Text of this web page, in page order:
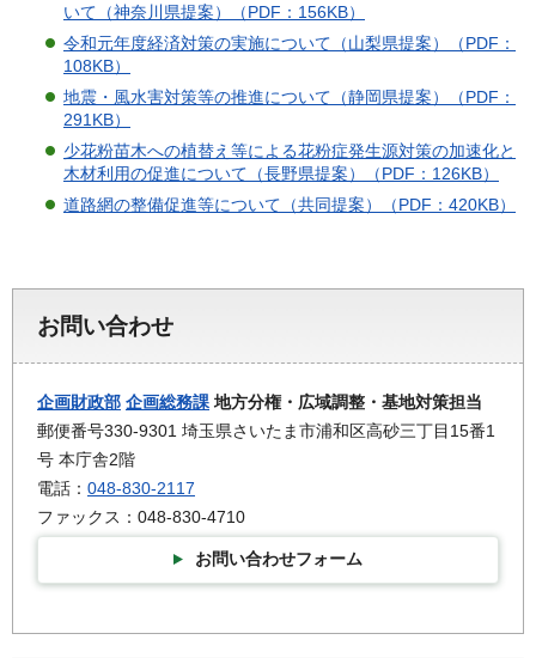
いて（神奈川県提案）（PDF：156KB）
令和元年度経済対策の実施について（山梨県提案）（PDF：
108KB）
地震・風水害対策等の推進について（静岡県提案）（PDF：
291KB）
少花粉苗木への植替え等による花粉症発生源対策の加速化と
木材利用の促進について（長野県提案）（PDF：126KB）
道路網の整備促進等について（共同提案）（PDF：420KB）
お問い合わせ
企画財政部 企画総務課 地方分権・広域調整・基地対策担当
郵便番号330-9301 埼玉県さいたま市浦和区高砂三丁目15番1
号 本庁舎2階
電話： 048-830-2117
ファックス：048-830-4710
お問い合わせフォーム